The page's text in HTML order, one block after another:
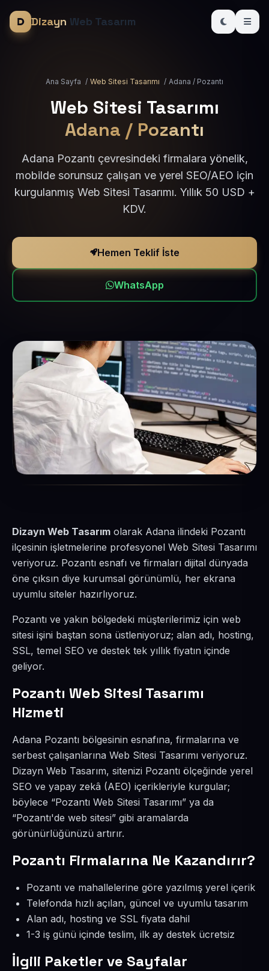
Dizayn Web Tasarım
Ana Sayfa / Web Sitesi Tasarımı / Adana / Pozantı
Web Sitesi Tasarımı
Adana / Pozantı
Adana Pozantı çevresindeki firmalara yönelik,
mobilde sorunsuz çalışan ve yerel SEO/AEO için
kurgulanmış Web Sitesi Tasarımı. Yıllık 50 USD +
KDV.
Hemen Teklif İste
WhatsApp
Dizayn Web Tasarım olarak Adana ilindeki Pozantı
ilçesinin işletmelerine profesyonel Web Sitesi Tasarımı
veriyoruz. Pozantı esnafı ve firmaları dijital dünyada
öne çıksın diye kurumsal görünümlü, her ekrana
uyumlu siteler hazırlıyoruz.
Pozantı ve yakın bölgedeki müşterilerimiz için web
sitesi işini baştan sona üstleniyoruz; alan adı, hosting,
SSL, temel SEO ve destek tek yıllık fiyatın içinde
geliyor.
Pozantı Web Sitesi Tasarımı
Hizmeti
Adana Pozantı bölgesinin esnafına, firmalarına ve
serbest çalışanlarına Web Sitesi Tasarımı veriyoruz.
Dizayn Web Tasarım, sitenizi Pozantı ölçeğinde yerel
SEO ve yapay zekâ (AEO) içerikleriyle kurgular;
böylece “Pozantı Web Sitesi Tasarımı” ya da
“Pozantı'de web sitesi” gibi aramalarda
görünürlüğünüzü artırır.
Pozantı Firmalarına Ne Kazandırır?
Pozantı ve mahallelerine göre yazılmış yerel içerik
Telefonda hızlı açılan, güncel ve uyumlu tasarım
Alan adı, hosting ve SSL fiyata dahil
1-3 iş günü içinde teslim, ilk ay destek ücretsiz
İlgili Paketler ve Sayfalar